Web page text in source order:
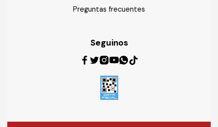
Preguntas frecuentes
Seguinos